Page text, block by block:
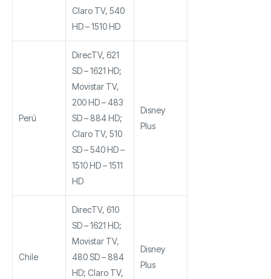
Claro TV, 540
HD – 1510 HD
Perú
DirecTV, 621
SD – 1621 HD;
Movistar TV,
200 HD – 483
SD – 884 HD;
Claro TV, 510
SD – 540 HD –
1510 HD – 1511
HD
Disney
Plus
Chile
DirecTV, 610
SD – 1621 HD;
Movistar TV,
480 SD – 884
HD; Claro TV,
Disney
Plus